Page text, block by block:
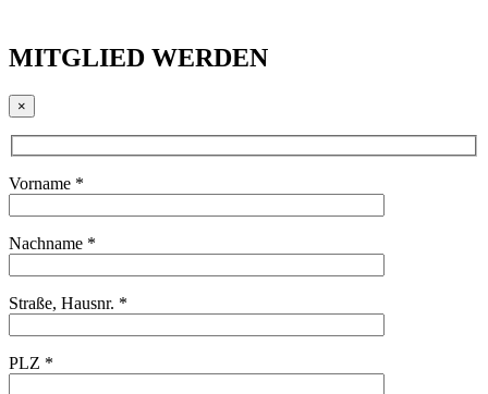
MITGLIED WERDEN
×
Vorname *
Nachname *
Straße, Hausnr. *
PLZ *